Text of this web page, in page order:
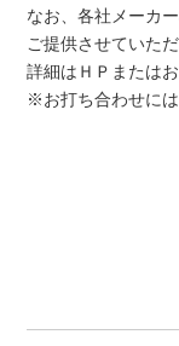
なお、各社メーカ
ご提供させていた
詳細はＨＰまたは
※お打ち合わせには